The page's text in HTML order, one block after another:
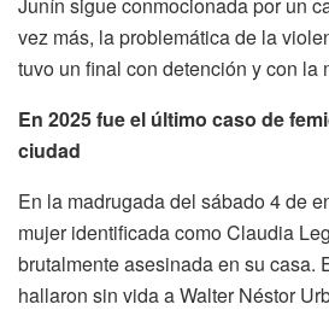
vez más, la problemática de la
tuvo un final con detención y con la
En 2025 fue el último caso de
ciudad
En la madrugada del sábado 4 de
mujer identificada como Claudia
brutalmente asesinada en su casa.
hallaron sin vida a Walter Néstor